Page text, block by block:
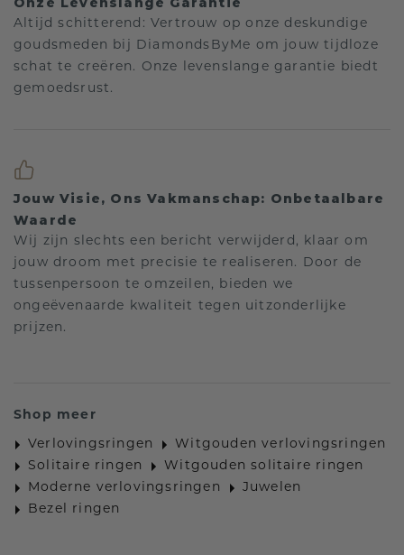
Altijd schitterend: Vertrouw op onze deskundige
goudsmeden bij DiamondsByMe om jouw tijdloze
schat te creëren. Onze levenslange garantie biedt
gemoedsrust.
Jouw Visie, Ons Vakmanschap: Onbetaalbare
Waarde
Wij zijn slechts een bericht verwijderd, klaar om
jouw droom met precisie te realiseren. Door de
tussenpersoon te omzeilen, bieden we
ongeëvenaarde kwaliteit tegen uitzonderlijke
prijzen.
Shop meer
Verlovingsringen
Witgouden verlovingsringen
Solitaire ringen
Witgouden solitaire ringen
Moderne verlovingsringen
Juwelen
Bezel ringen